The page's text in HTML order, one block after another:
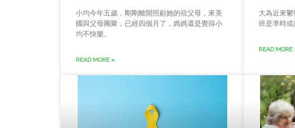
小均今年五歲，剛剛離開照顧她的祖父母，來美
國與父母團聚，已經四個月了，媽媽還是覺得小
均不快樂。
READ MORE »
大為近來
班是準時或
READ MORE